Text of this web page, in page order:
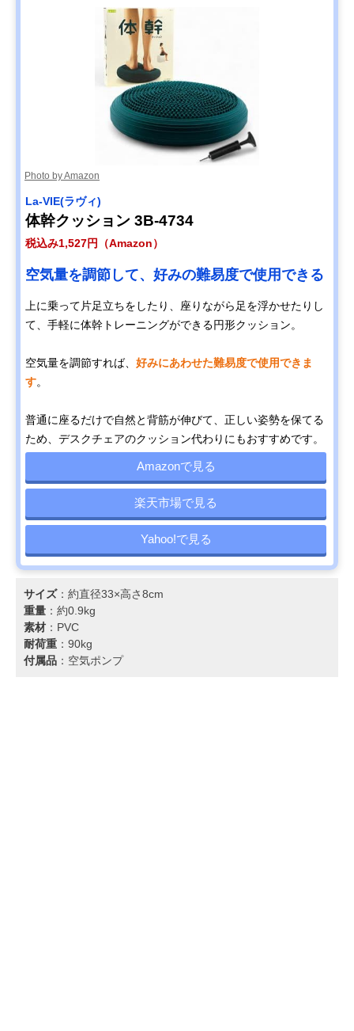
Photo by Amazon
La-VIE(ラヴィ)
体幹クッション 3B-4734
税込み1,527円（Amazon）
空気量を調節して、好みの難易度で使用できる
上に乗って片足立ちをしたり、座りながら足を浮かせたりし
て、手軽に体幹トレーニングができる円形クッション。
空気量を調節すれば、 好みにあわせた難易度で使用できま
す。
普通に座るだけで自然と背筋が伸びて、正しい姿勢を保てる
ため、デスクチェアのクッション代わりにもおすすめです。
Amazonで見る
楽天市場で見る
Yahoo!で見る
サイズ：約直径33×高さ8cm
重量 ：約0.9kg
素材 ：PVC
耐荷重 ：90kg
付属品 ：空気ポンプ